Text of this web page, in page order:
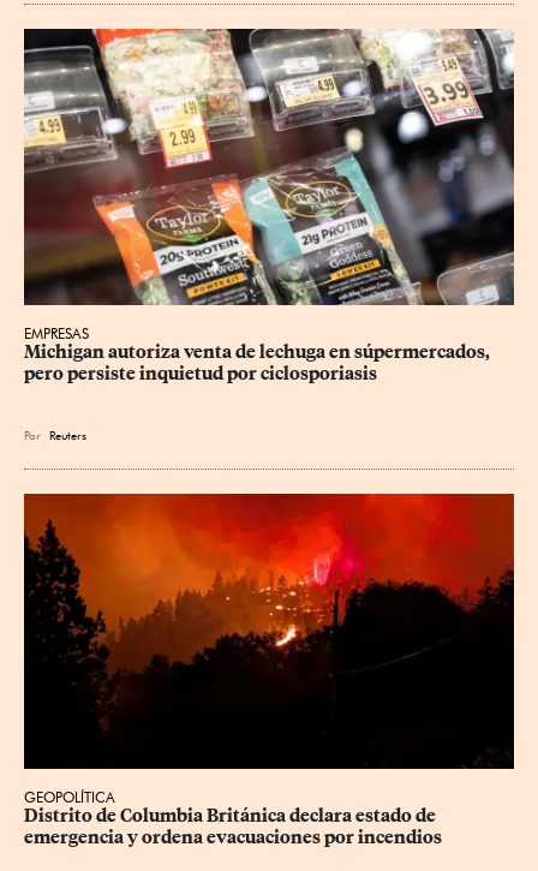
EMPRESAS
Michigan autoriza venta de lechuga en súpermercados,
pero persiste inquietud por ciclosporiasis
Por Reuters
GEOPOLÍTICA
Distrito de Columbia Británica declara estado de
emergencia y ordena evacuaciones por incendios